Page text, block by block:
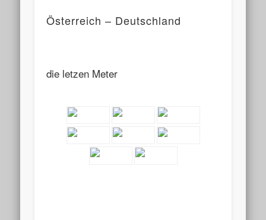
Österreich – Deutschland
die letzen Meter